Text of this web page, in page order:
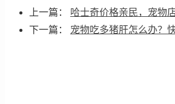
上一篇： 哈士奇价格亲民，宠物
下一篇： 宠物吃多猪肝怎么办？